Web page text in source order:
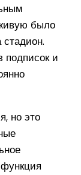
было
и
но это